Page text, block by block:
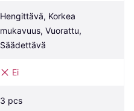
Hengittävä, Korkea
mukavuus, Vuorattu,
Säädettävä
Ei
3 pcs